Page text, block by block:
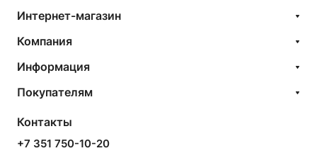
Интернет-магазин
Компания
Информация
Покупателям
Контакты
+7 351 750-10-20